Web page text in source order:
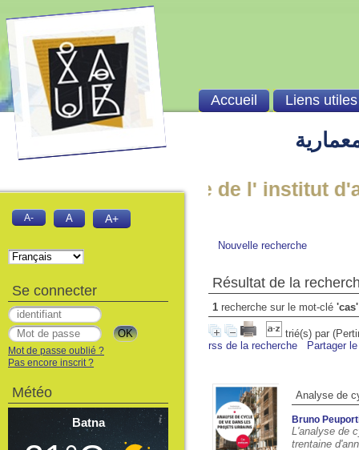
à la Bibliothèque de l' institut
Nouvelle recherche
Résultat de la
1 recherche sur le mot-clé 'cas'
trié(s) par
rss de la recherche
Partager
Analyse de
Bruno
L'analyse de
trentaine
Accueil Liens utiles
A- A A+
Se connecter
Mot de passe oublié ?
Pas encore inscrit ?
Météo
Batna